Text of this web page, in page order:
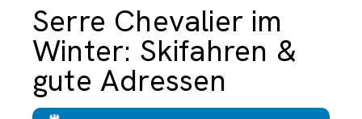
Serre Chevalier im
Winter: Skifahren &
gute Adressen